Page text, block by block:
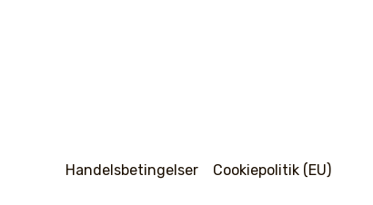
Handelsbetingelser Cookiepolitik (EU)